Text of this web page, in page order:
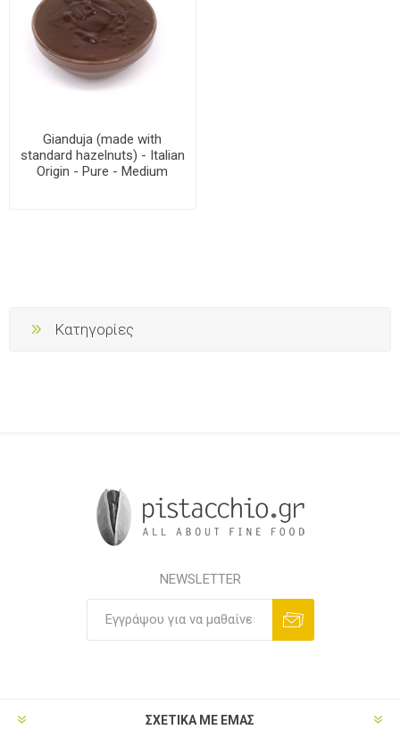
Gianduja (made with
standard hazelnuts) - Italian
Origin - Pure - Medium
Κατηγορίες
NEWSLETTER
ΣΧΕΤΙΚΑ ΜΕ ΕΜΑΣ